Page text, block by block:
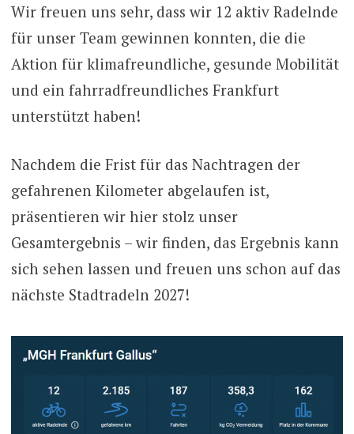
Wir freuen uns sehr, dass wir 12 aktiv Radelnde
für unser Team gewinnen konnten, die die
Aktion für klimafreundliche, gesunde Mobilität
und ein fahrradfreundliches Frankfurt
unterstützt haben!
Nachdem die Frist für das Nachtragen der
gefahrenen Kilometer abgelaufen ist,
präsentieren wir hier stolz unser
Gesamtergebnis – wir finden, das Ergebnis kann
sich sehen lassen und freuen uns schon auf das
nächste Stadtradeln 2027!